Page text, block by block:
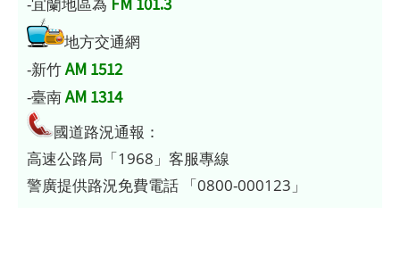
-宜蘭地區為
地方交通網
-新竹AM 1512
-臺南AM 1314
國道路況通報：
高速公路局「1968」客服專線
警廣提供路況免費電話 「0800-000123」